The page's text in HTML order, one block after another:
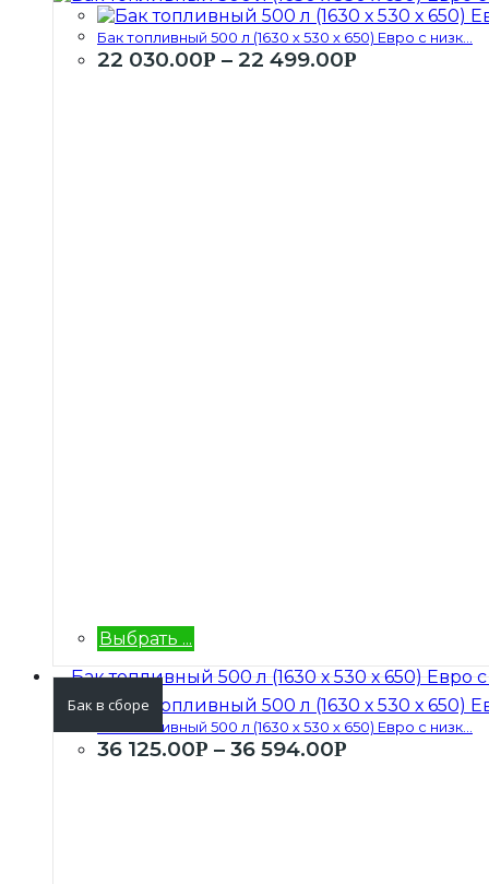
Бак топливный 500 л (1630 х 530 х 650) Евро с низк...
22 030.00Р – 22 499.00Р
Выбрать ...
Бак в сборе
Бак топливный 500 л (1630 х 530 х 650) Евро с низк...
36 125.00Р – 36 594.00Р